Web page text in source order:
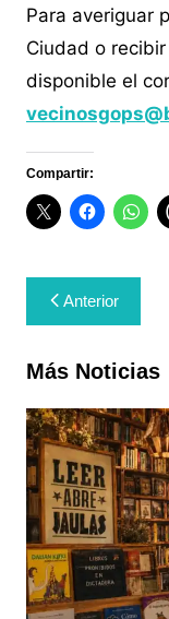
Para averiguar
Ciudad o
disponible el
Compartir:
Navegación
de
entradas
Anterior
Más Noticias